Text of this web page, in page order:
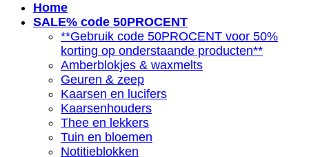
Home
SALE% code 50PROCENT
**Gebruik code 50PROCENT voor 50%
korting op onderstaande producten**
Amberblokjes & waxmelts
Geuren & zeep
Kaarsen en lucifers
Kaarsenhouders
Thee en lekkers
Tuin en bloemen
Notitieblokken